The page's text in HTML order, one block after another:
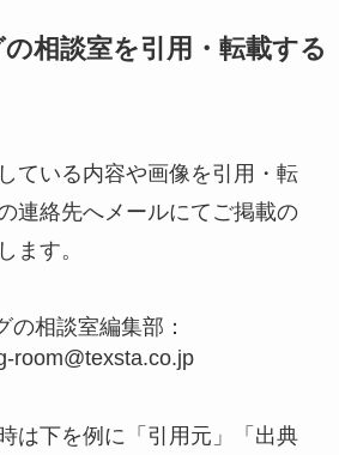
相談室を引⽤・転載する
ている内容や画像を引用・転
連絡先へメールにてご掲載の
ます。
の相談室編集部：
room@texsta.co.jp
は下を例に「引用元」「出典